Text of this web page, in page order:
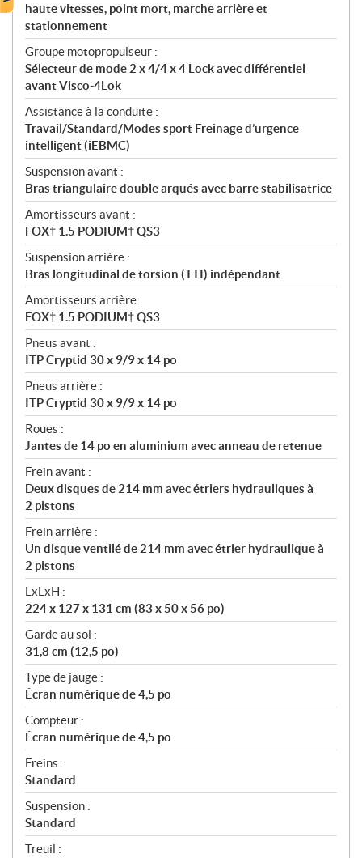
haute vitesses, point mort, marche arrière et
stationnement
Groupe motopropulseur :
Sélecteur de mode 2 x 4/4 x 4 Lock avec différentiel
avant Visco-4Lok
Assistance à la conduite :
Travail/Standard/Modes sport Freinage d’urgence
intelligent (iEBMC)
Suspension avant :
Bras triangulaire double arqués avec barre stabilisatrice
Amortisseurs avant :
FOX† 1.5 PODIUM† QS3
Suspension arrière :
Bras longitudinal de torsion (TTI) indépendant
Amortisseurs arrière :
FOX† 1.5 PODIUM† QS3
Pneus avant :
ITP Cryptid 30 x 9/9 x 14 po
Pneus arrière :
ITP Cryptid 30 x 9/9 x 14 po
Roues :
Jantes de 14 po en aluminium avec anneau de retenue
Frein avant :
Deux disques de 214 mm avec étriers hydrauliques à
2 pistons
Frein arrière :
Un disque ventilé de 214 mm avec étrier hydraulique à
2 pistons
LxLxH :
224 x 127 x 131 cm (83 x 50 x 56 po)
Garde au sol :
31,8 cm (12,5 po)
Type de jauge :
Écran numérique de 4,5 po
Compteur :
Écran numérique de 4,5 po
Freins :
Standard
Suspension :
Standard
Treuil :